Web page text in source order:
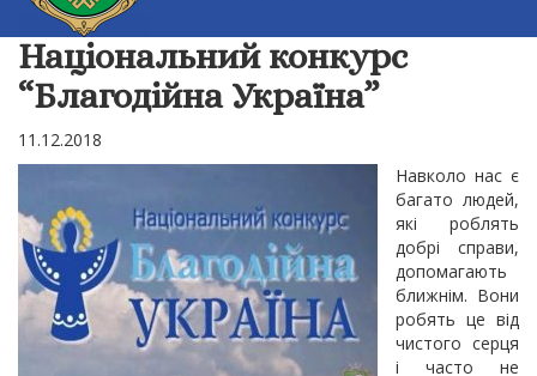
Національний конкурс
“Благодійна Україна”
11.12.2018
Навколо нас є
багато людей,
які роблять
добрі справи,
допомагають
ближнім. Вони
робять це від
чистого серця
і часто не